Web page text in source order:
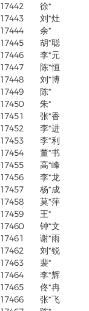
17442
徐*
17443
刘*灶
17444
余*
17445
胡*聪
17446
李*元
17447
陈*恒
17448
刘*博
17449
陈*
17450
朱*
17451
张*香
17452
李*进
17453
李*利
17454
董*书
17455
高*峰
17456
李*龙
17457
杨*成
17458
莫*萍
17459
王*
17460
钟*文
17461
谢*雨
17462
刘*锐
17463
裴*
17464
李*辉
17465
佟*冉
17466
张*飞